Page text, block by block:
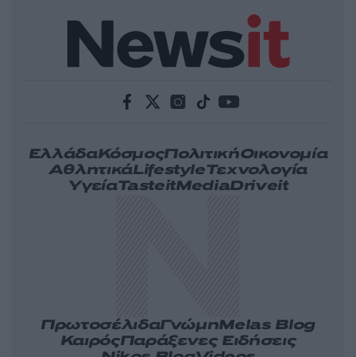
ΕλλάδαΚόσμοςΠολιτικήΟικονομία
ΑθλητικάLifestyleΤεχνολογία
ΥγείαTasteitMediaDriveit
ΠρωτοσέλιδαΓνώμηMelas Blog
ΚαιρόςΠαράξενες Ειδήσεις